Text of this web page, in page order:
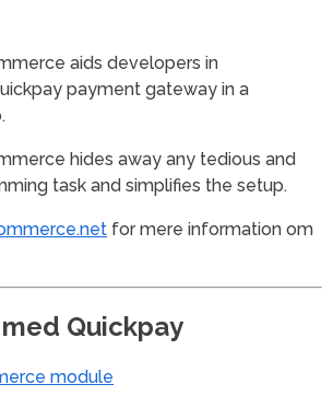
aids developers in
payment gateway in a
hides away any tedious and
task and simplifies the setup.
for mere information om
Quickpay
module